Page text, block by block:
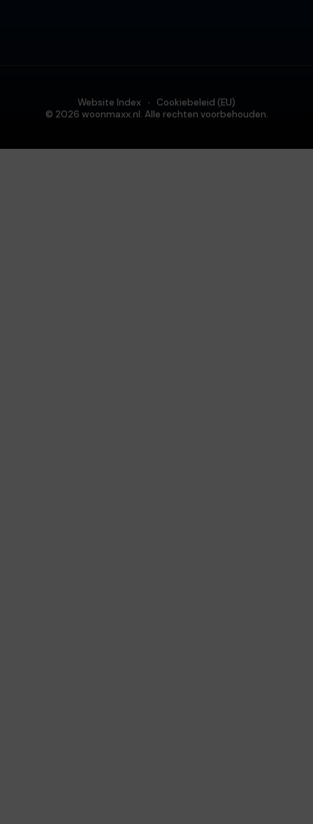
© 2026 woonmaxx.nl. Alle rechten voorbehouden.
Website Index Cookiebeleid (EU)